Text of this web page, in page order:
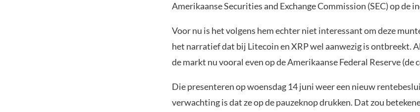
Amerikaanse Securities and Exchange Commission (SEC) op de
Voor nu is het volgens hem echter niet interessant om deze
het narratief dat bij Litecoin en XRP wel aanwezig is ontbreekt.
de markt nu vooral even op de Amerikaanse Federal Reserve (de
Die presenteren op woensdag 14 juni weer een nieuw
verwachting is dat ze op de pauzeknop drukken. Dat zou